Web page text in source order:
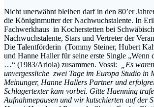
Nicht unerwähnt bleiben darf in den 80’er
die Königinmutter der Nachwuchstalente. In
Fachwerkhaus in Kocherstetten bei
Nachwuchstalente, Stars und Vertreter der
Die Talentförderin (Tommy Steiner, Hubert
und Hanne Haller für seine erste Single
…“ (1983/Ariola) zusammen. Vossi:
„Es
unvergessliche zwei Tage im Europa Studio in
Meinunger, Hanne Hallers Partner und
Schlagertexter kam vorbei. Gitte Haenning
Aufnahmepausen und wir kutschierten auf der